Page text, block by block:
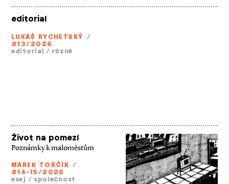
editorial
LUKÁŠ RYCHETSKÝ /
#13/2026
editorial / různé
Život na pomezí
Poznámky k maloměstům
MAREK TORČÍK /
#14-15/2026
esej / společnost